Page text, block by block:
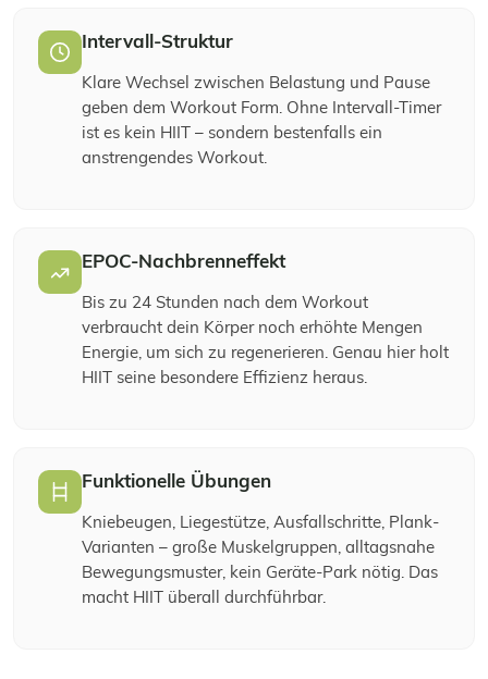
Intervall-Struktur
Klare Wechsel zwischen Belastung und Pause
geben dem Workout Form. Ohne Intervall-Timer
ist es kein HIIT – sondern bestenfalls ein
anstrengendes Workout.
EPOC-Nachbrenneffekt
Bis zu 24 Stunden nach dem Workout
verbraucht dein Körper noch erhöhte Mengen
Energie, um sich zu regenerieren. Genau hier holt
HIIT seine besondere Effizienz heraus.
Funktionelle Übungen
Kniebeugen, Liegestütze, Ausfallschritte, Plank-
Varianten – große Muskelgruppen, alltagsnahe
Bewegungsmuster, kein Geräte-Park nötig. Das
macht HIIT überall durchführbar.